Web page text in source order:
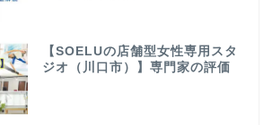
【SOELUの店舗型女性専用スタ
ジオ（川口市）】専門家の評価